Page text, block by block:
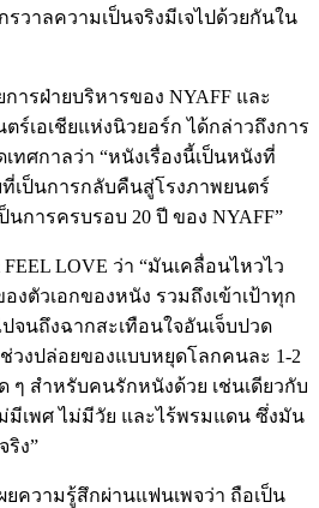
วาลความเป็นจริงมีเจไปด้วยกันใน
ารฝ่ายบริหารของ NYAFF และ
เอเชียแห่งนิวยอร์ก ได้กล่าวถึงการ
เทศกาลว่า “หนังเรื่องนี้เป็นหนังที่
เป็นการกลับคืนสู่โรงภาพยนตร์
นการครบรอบ 20 ปี ของ NYAFF”
LOVE ว่า “มันเคลื่อนไหวไว
งตัวเอกของหนัง รวมถึงเข้าเป้าทุก
นถึงฉากสะเทือนใจอันเจ็บปวด
วงปล่อยของแบบหยุดโลกคนละ 1-2
ๆ สำหรับคนรักหนังด้วย เช่นเดียวกับ
เพศ ไม่มีวัย และไร้พรมแดน ซึ่งมัน
ริง”
ยความรู้สึกผ่านแฟนเพจว่า ถือเป็น